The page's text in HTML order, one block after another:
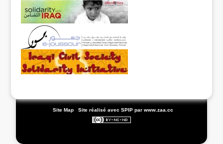
Site Map Site réalisé avec SPIP par www.zaa.cc